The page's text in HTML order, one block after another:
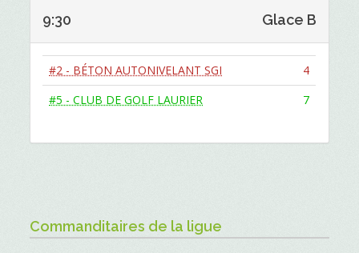
9:30 Glace B
#2 - BÉTON AUTONIVELANT SGI
4
#5 - CLUB DE GOLF LAURIER
7
Commanditaires de la ligue